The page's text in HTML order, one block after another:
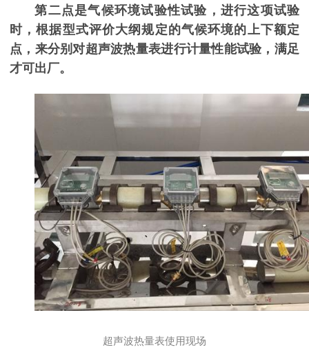
第二点是气候环境试验性试验，进行这项试验
时，根据型式评价大纲规定的气候环境的上下额定
点，来分别对超声波热量表进行计量性能试验，满足
才可出厂。
超声波热量表使用现场